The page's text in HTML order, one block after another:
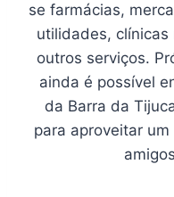
se farmácias,
utilidades, clínicas
outros serviços.
ainda é possível
da Barra da
para aproveitar